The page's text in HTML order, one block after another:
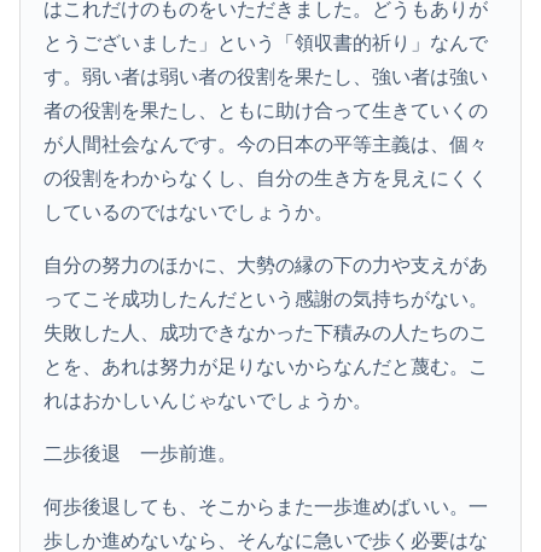
はこれだけのものをいただきました。どうもありが
とうございました」という「領収書的祈り」なんで
す。弱い者は弱い者の役割を果たし、強い者は強い
者の役割を果たし、ともに助け合って生きていくの
が人間社会なんです。今の日本の平等主義は、個々
の役割をわからなくし、自分の生き方を見えにくく
しているのではないでしょうか。
自分の努力のほかに、大勢の縁の下の力や支えがあ
ってこそ成功したんだという感謝の気持ちがない。
失敗した人、成功できなかった下積みの人たちのこ
とを、あれは努力が足りないからなんだと蔑む。こ
れはおかしいんじゃないでしょうか。
二歩後退 一歩前進。
何歩後退しても、そこからまた一歩進めばいい。一
歩しか進めないなら、そんなに急いで歩く必要はな